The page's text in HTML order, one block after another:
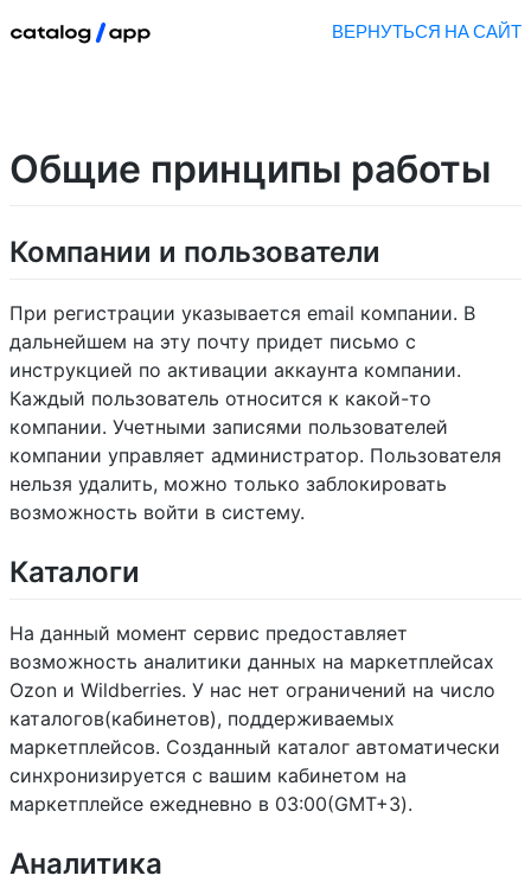
ВЕРНУТЬСЯ НА САЙТ
Общие принципы работы
Компании и пользователи
При регистрации указывается email компании. В
дальнейшем на эту почту придет письмо с
инструкцией по активации аккаунта компании.
Каждый пользователь относится к какой-то
компании. Учетными записями пользователей
компании управляет администратор. Пользователя
нельзя удалить, можно только заблокировать
возможность войти в систему.
Каталоги
На данный момент сервис предоставляет
возможность аналитики данных на маркетплейсах
Ozon и Wildberries. У нас нет ограничений на число
каталогов(кабинетов), поддерживаемых
маркетплейсов. Созданный каталог автоматически
синхронизируется с вашим кабинетом на
маркетплейсе ежедневно в 03:00(GMT+3).
Аналитика